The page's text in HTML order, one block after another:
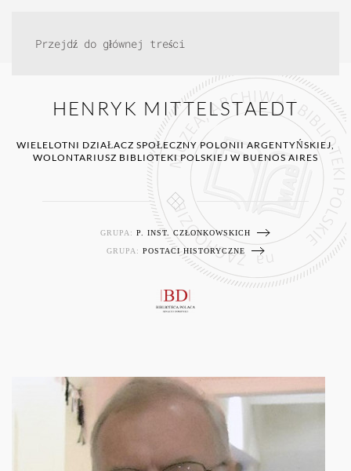
Przejdź do głównej treści
HENRYK MITTELSTAEDT
WIELELOTNI DZIAŁACZ SPOŁECZNY POLONII ARGENTYŃSKIEJ,
WOLONTARIUSZ BIBLIOTEKI POLSKIEJ W BUENOS AIRES
GRUPA: P. INST. CZŁONKOWSKICH
GRUPA: POSTACI HISTORYCZNE